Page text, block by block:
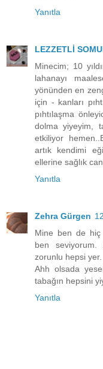
Yanıtla
LEZZETLİ
Minecim; 10
lahanayı
yönünden en
için - kanları
pıhtılaşma
dolma yiyeyim,
etkiliyor
artık kendimi
ellerine sağlık
Yanıtla
Zehra Gürgen
Mine ben de hiç
ben seviyorum.
zorunlu hepsi yer.
Ahh olsada
tabağın hepsini
Yanıtla